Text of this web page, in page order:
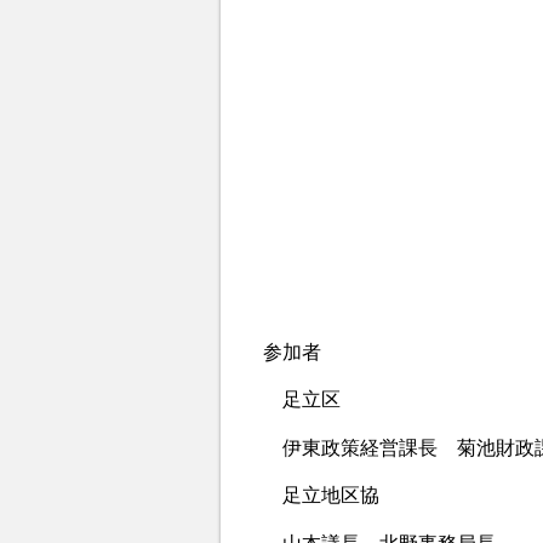
参加者
足立区
伊東政策経営課長 菊池財政
足立地区協